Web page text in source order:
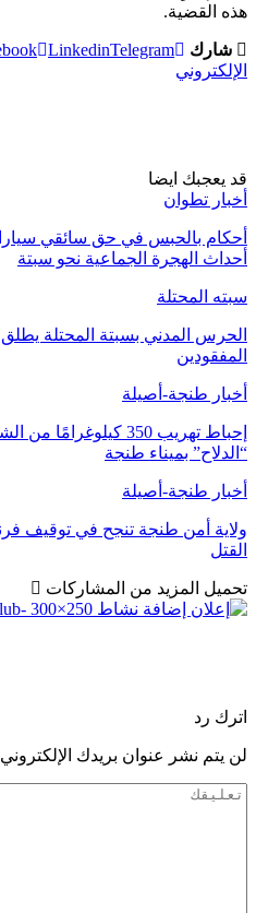
هذه القضية.
شارك LinkedinTelegram
الإلكتروني
قد يعجبك ايضا
أخبار تطوان
أحكام بالحبس في حق سائقي
أحداث الهجرة الجماعية نحو سبتة
سبته المحتلة
الحرس المدني بسبتة المحتلة
المفقودين
أخبار طنجة-أصيلة
إحباط تهريب 350
“الدلاح” بميناء طنجة
أخبار طنجة-أصيلة
ولاية أمن طنجة تنجح في توقيف
القتل
تحميل المزيد من المشاركات
اترك رد
لن يتم نشر عنوان بريدك